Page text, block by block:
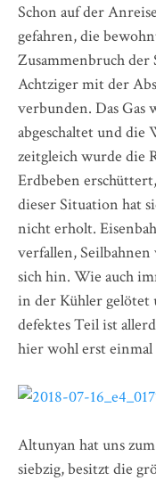
Schon auf der
gefahren, die
Zusammenbruch
Achtziger mit der
verbunden. Das
abgeschaltet und die
zeitgleich wurde die
Erdbeben
dieser Situation hat
nicht erholt.
verfallen,
sich hin. Wie auch
in der Kühler gelötet
defektes Teil ist
hier wohl erst
Altunyan hat uns
siebzig, besitzt die